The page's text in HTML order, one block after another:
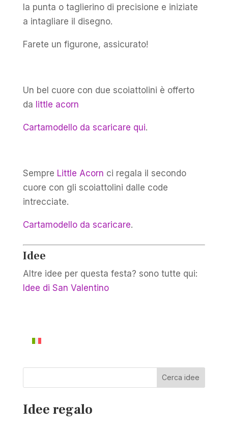
la punta o taglierino di precisione e iniziate
a intagliare il disegno.
Farete un figurone, assicurato!
Un bel cuore con due scoiattolini è offerto
da little acorn
Cartamodello da scaricare qui.
Sempre Little Acorn ci regala il secondo
cuore con gli scoiattolini dalle code
intrecciate.
Cartamodello da scaricare.
Idee
Altre idee per questa festa? sono tutte qui:
Idee di San Valentino
Cerca idee
Idee regalo